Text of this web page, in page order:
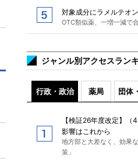
対象成分にラメルテオ
OTC類似薬、一増一減で
ジャンル別アクセスラン
行政・政治 薬局 団体
【検証26年度改定】（
影響はこれから
地方部と大差なく、効果
策」